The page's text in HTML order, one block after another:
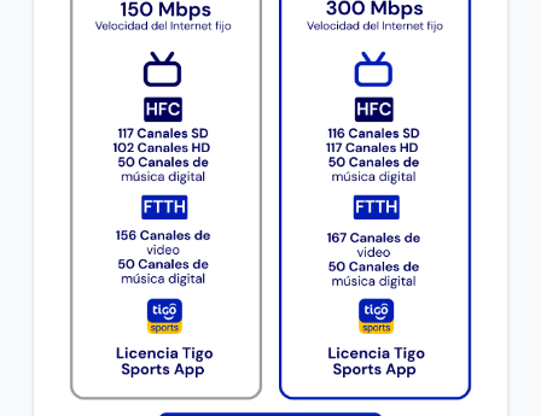
Cuida tus finanzas | Aprende a controlar tus gastos
diarios y a ahorrar con estas apps.
VER MÁS